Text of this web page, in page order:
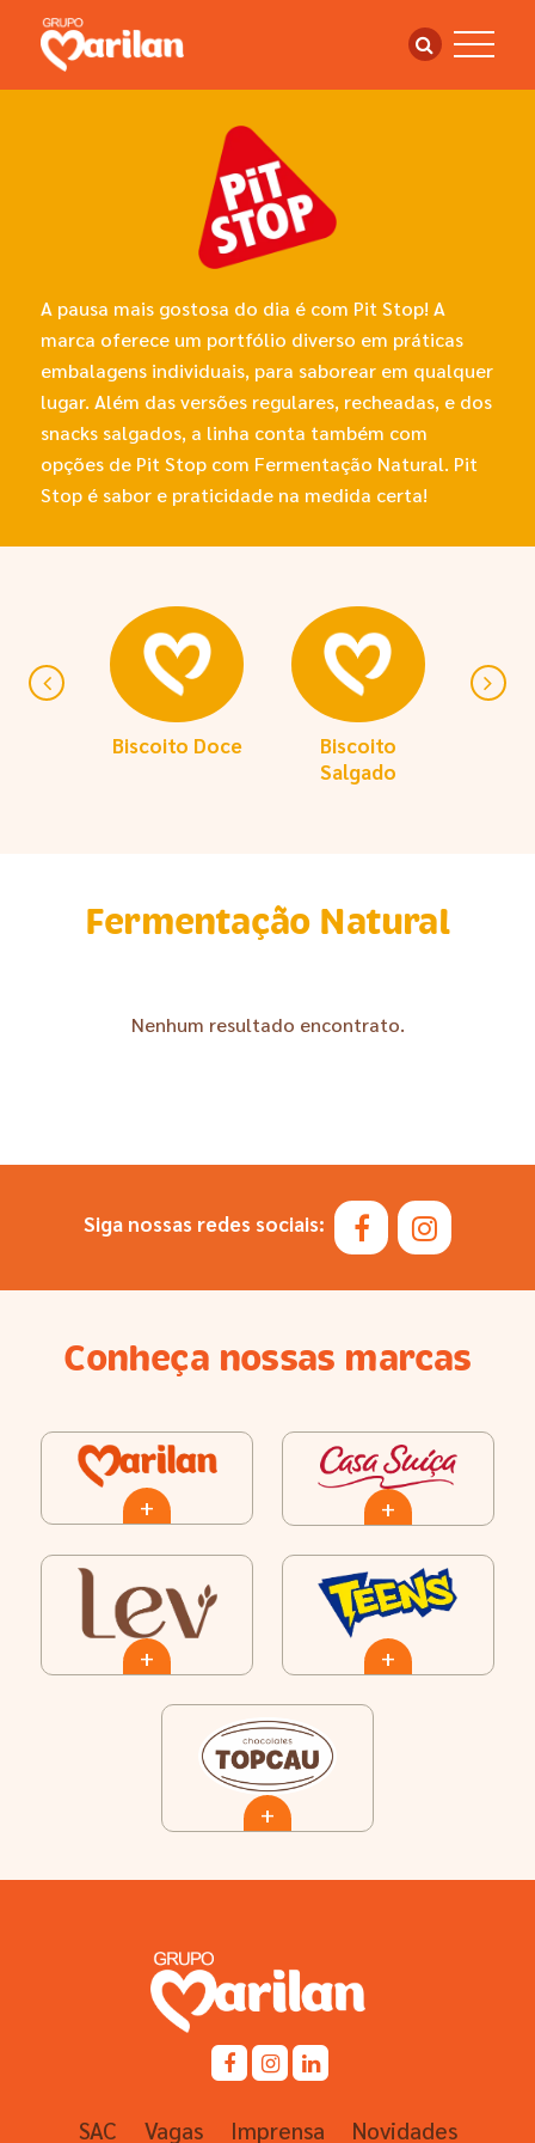
A pausa mais gostosa do dia é com Pit Stop! A
marca oferece um portfólio diverso em práticas
embalagens individuais, para saborear em qualquer
lugar. Além das versões regulares, recheadas, e dos
snacks salgados, a linha conta também com
opções de Pit Stop com Fermentação Natural. Pit
Stop é sabor e praticidade na medida certa!
Biscoito Doce
Biscoito
Salgado
Fermentação Natural
Nenhum resultado encontrato.
Siga nossas redes sociais:
Conheça nossas marcas
+ +
+ +
+
SAC Vagas Imprensa Novidades